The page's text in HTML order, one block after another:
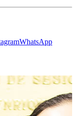
WhatsApp